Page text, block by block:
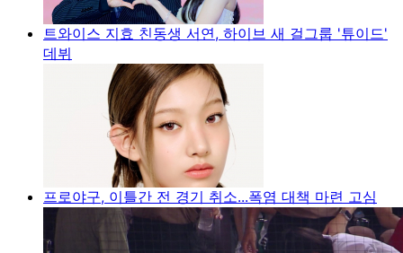
트와이스 지효 친동생 서연, 하이브 새 걸그룹 '튜이드'
데뷔
프로야구, 이틀간 전 경기 취소...폭염 대책 마련 고심